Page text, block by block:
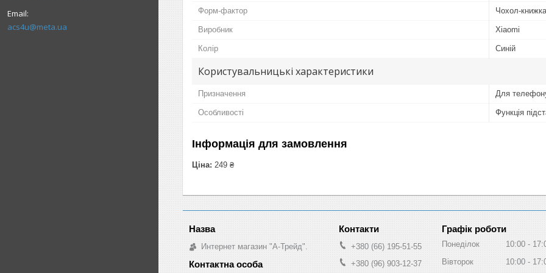
acs4u@meta.ua
Форм-фактор Чохол-книжка
Виробник Xiaomi
Колір Синій
Користувальницькі характеристики
Призначення Для
Особливості Функція
Інформація для замовлення
Ціна: 249 ₴
Интернет магазин "А-Трейд".
+380 (66) 195-51-55
+380 (96) 903-12-37
Графік роботи
Понеділок 10:00
Вівторок
10:00